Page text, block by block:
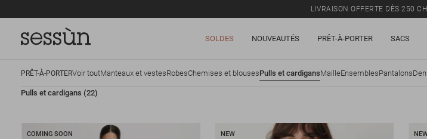
LIVRAISON OFFERTE DÈS 250
TOUS LES PRIX INCLUENT LA TVA ET LES
SOLDES NOUVEAUTÉS PRÊT-À-PORTER SACS
PRÊT-À-PORTERVoir toutManteaux et vestesRobesChemises et blousesPulls et cardigansMailleEnsemblesPantalons
Pulls et cardigans (22)
COMING SOON NEW